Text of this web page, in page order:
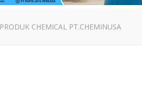
PRODUK CHEMICAL PT.CHEMINUSA